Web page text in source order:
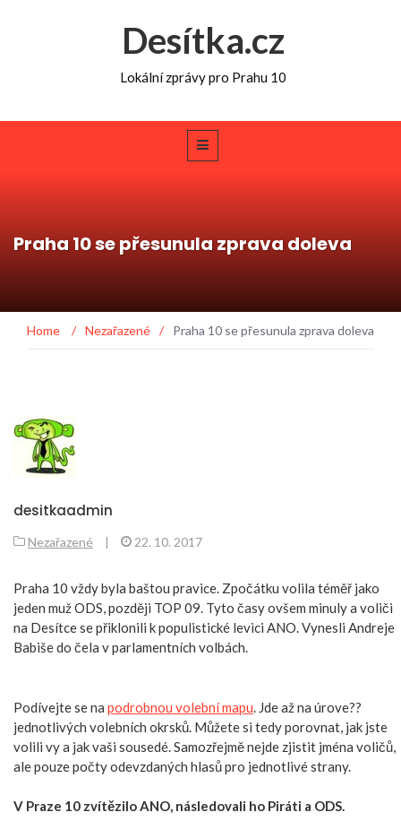
Desítka.cz
Lokální zprávy pro Prahu 10
Praha 10 se přesunula zprava doleva
Home / Nezařazené / Praha 10 se přesunula zprava doleva
desitkaadmin
Nezařazené | 22. 10. 2017
Praha 10 vždy byla baštou pravice. Zpočátku volila téměř jako
jeden muž ODS, později TOP 09. Tyto časy ovšem minuly a voliči
na Desítce se přiklonili k populistické levici ANO. Vynesli Andreje
Babiše do čela v parlamentních volbách.
Podívejte se na podrobnou volební mapu . Jde až na úrove??
jednotlivých volebních okrsků. Můžete si tedy porovnat, jak jste
volili vy a jak vaši sousedé. Samozřejmě nejde zjistit jména voličů,
ale pouze počty odevzdaných hlasů pro jednotlivé strany.
V Praze 10 zvítězilo ANO, následovali ho Piráti a ODS.